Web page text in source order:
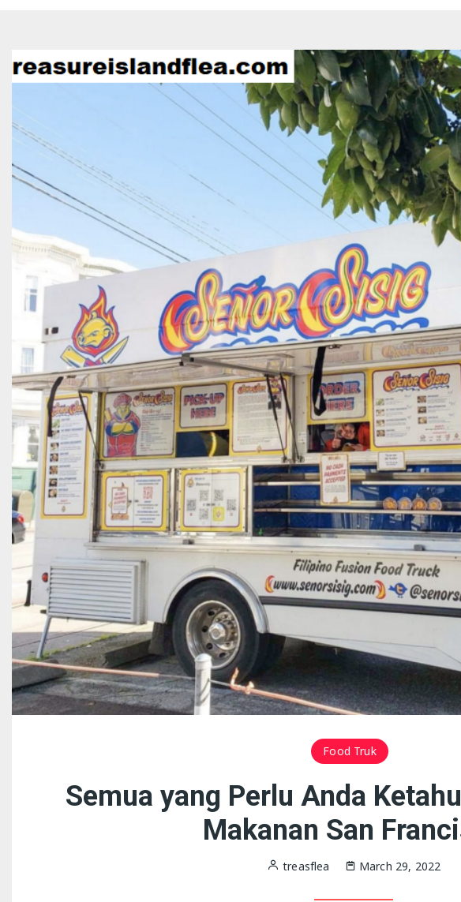
di
Food Truk
Semua yang Perlu Anda
Makanan San
treasflea March 29, 2022